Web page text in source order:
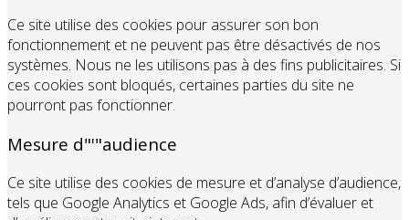
Ce site utilise des cookies pour assurer son bon
fonctionnement et ne peuvent pas être désactivés de nos
systèmes. Nous ne les utilisons pas à des fins publicitaires. Si
ces cookies sont bloqués, certaines parties du site ne
pourront pas fonctionner.
Mesure d"'"audience
Ce site utilise des cookies de mesure et d’analyse d’audience,
tels que Google Analytics et Google Ads, afin d’évaluer et